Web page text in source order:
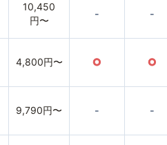
10,450
円〜
- -
4,800円〜 ○ ○
9,790円〜 - -